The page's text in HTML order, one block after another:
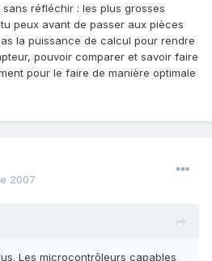
réfléchir : les plus grosses
peux avant de passer aux pièces
la puissance de calcul pour rendre
pouvoir comparer et savoir faire
pour le faire de manière optimale
2007
Les microcontrôleurs capables